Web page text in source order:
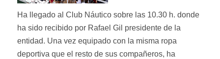
Ha llegado al Club Náutico sobre las 10.30 h. donde
ha sido recibido por Rafael Gil presidente de la
entidad. Una vez equipado con la misma ropa
deportiva que el resto de sus compañeros, ha